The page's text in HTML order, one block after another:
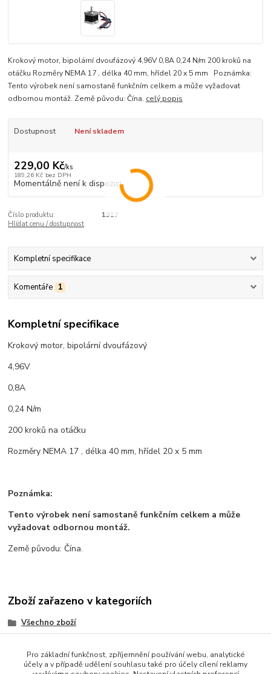
Krokový motor, bipolární dvoufázový 4,96V 0,8A 0,24 N/m 200 kroků na
otáčku Rozměry NEMA 17 , délka 40 mm, hřídel 20 x 5 mm Poznámka:
Tento výrobek není samostaně funkčním celkem a může vyžadovat
odbornou montáž. Země původu: Čína. celý popis
Dostupnost Není skladem
229,00 Kč/ks
189,26 Kč bez DPH
Momentálně není k dispozici
Číslo produktu:
1317
Hlídat cenu / dostupnost
Kompletní specifikace
Komentáře 1
Kompletní specifikace
Krokový motor, bipolární dvoufázový
4,96V
0,8A
0,24 N/m
200 kroků na otáčku
Rozměry NEMA 17 , délka 40 mm, hřídel 20 x 5 mm
Poznámka:
Tento výrobek není samostaně funkčním celkem a může
vyžadovat odbornou montáž.
Země původu: Čína.
Zboží zařazeno v kategoriích
Všechno zboží
3D tisk a příslušenství
Pro základní funkčnost, zpříjemnění používání webu, analytické
účely a v případě udělení souhlasu také pro účely cílení reklamy